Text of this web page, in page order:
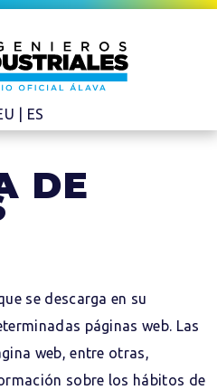
ES
DE
se descarga en su
páginas web. Las
web, entre otras,
sobre los hábitos de